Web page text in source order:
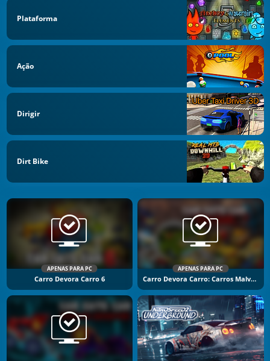
Plataforma
Ação
Dirigir
Dirt Bike
APENAS PARA PC
Carro Devora Carro 6
APENAS PARA PC
Carro Devora Carro: Carros Malvados